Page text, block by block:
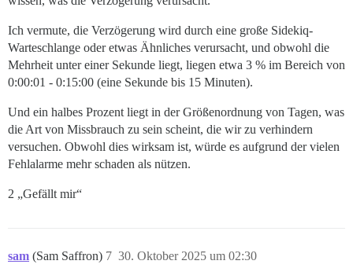
Ich vermute, die Verzögerung wird durch eine große Sidekiq-
Warteschlange oder etwas Ähnliches verursacht, und obwohl die
Mehrheit unter einer Sekunde liegt, liegen etwa 3 % im Bereich von
0:00:01 - 0:15:00 (eine Sekunde bis 15 Minuten).
Und ein halbes Prozent liegt in der Größenordnung von Tagen, was
die Art von Missbrauch zu sein scheint, die wir zu verhindern
versuchen. Obwohl dies wirksam ist, würde es aufgrund der vielen
Fehlalarme mehr schaden als nützen.
2 „Gefällt mir“
sam (Sam Saffron) 30. Oktober 2025 um 02:30
7